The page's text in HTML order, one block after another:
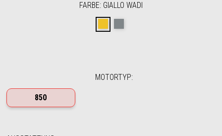
FARBE: GIALLO WADI
MOTORTYP:
850